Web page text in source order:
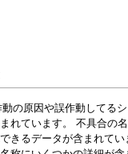
の原因や誤作動してる
れています。 不具合の
きるデータが含まれて